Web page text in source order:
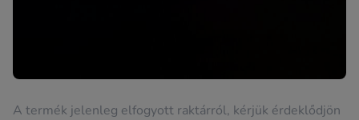
A termék jelenleg elfogyott raktárról, kérjük érdeklődjön